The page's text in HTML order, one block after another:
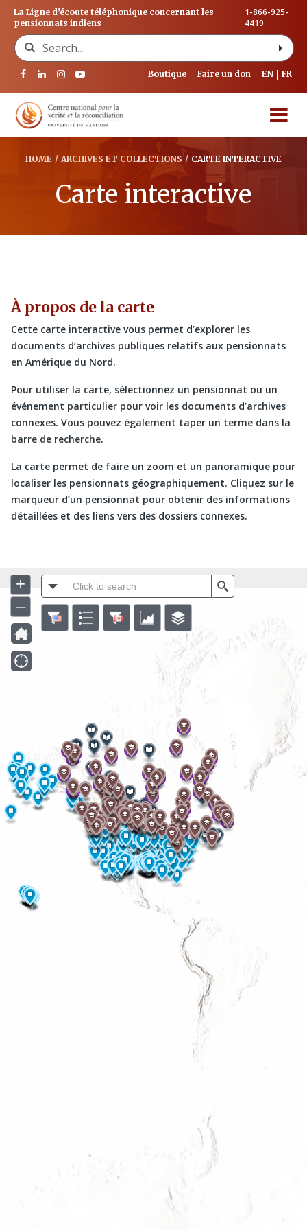
La Ligne d’écoute téléphonique concernant les
pensionnats indiens
1-866-925-
4419
Search for:
Boutique Faire un don EN FR
HOME / ARCHIVES ET COLLECTIONS / CARTE INTERACTIVE
Carte interactive
À propos de la carte
Cette carte interactive vous permet d’explorer les
documents d’archives publiques relatifs aux pensionnats
en Amérique du Nord.
Pour utiliser la carte, sélectionnez un pensionnat ou un
événement particulier pour voir les documents d’archives
connexes. Vous pouvez également taper un terme dans la
barre de recherche.
La carte permet de faire un zoom et un panoramique pour
localiser les pensionnats géographiquement. Cliquez sur le
marqueur d’un pensionnat pour obtenir des informations
détaillées et des liens vers des dossiers connexes.